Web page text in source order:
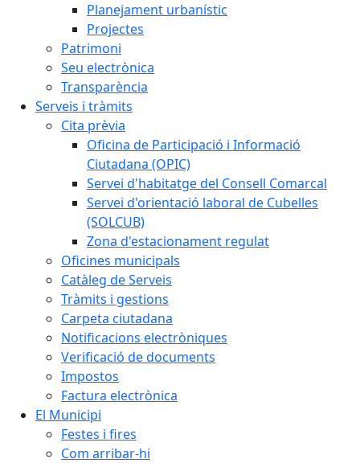
Planejament urbanístic
Projectes
Patrimoni
Seu electrònica
Transparència
Serveis i tràmits
Cita prèvia
Oficina de Participació i Informació
Ciutadana (OPIC)
Servei d'habitatge del Consell Comarcal
Servei d'orientació laboral de Cubelles
(SOLCUB)
Zona d'estacionament regulat
Oficines municipals
Catàleg de Serveis
Tràmits i gestions
Carpeta ciutadana
Notificacions electròniques
Verificació de documents
Impostos
Factura electrònica
El Municipi
Festes i fires
Com arribar-hi